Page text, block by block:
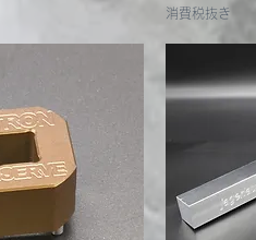
消費税抜き